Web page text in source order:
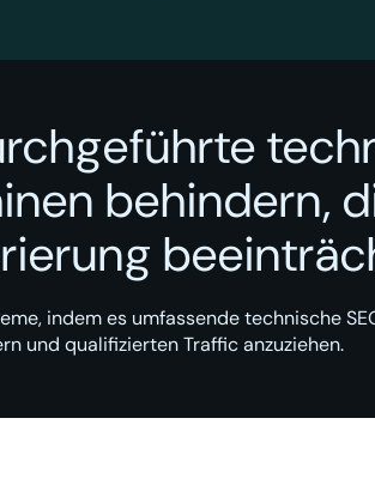
behindern,
indem es umfassende technische
und qualifizierten Traffic anzuziehen.